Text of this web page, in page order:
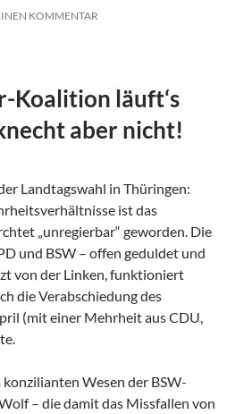
KOMMENTAR
Koalition läuft‘s
aber nicht!
Landtagswahl in Thüringen:
ist das
„unregierbar“ geworden. Die
und BSW – offen geduldet und
von der Linken, funktioniert
die Verabschiedung des
(mit einer Mehrheit aus CDU,
konzilianten Wesen der BSW-
– die damit das Missfallen von